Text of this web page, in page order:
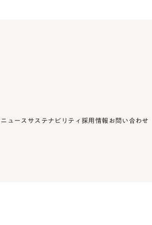
ニュース サステナビリティ採用情報お問い合わせ